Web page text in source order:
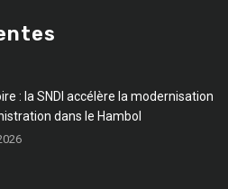
: la SNDI accélère la modernisation
dans le Hambol